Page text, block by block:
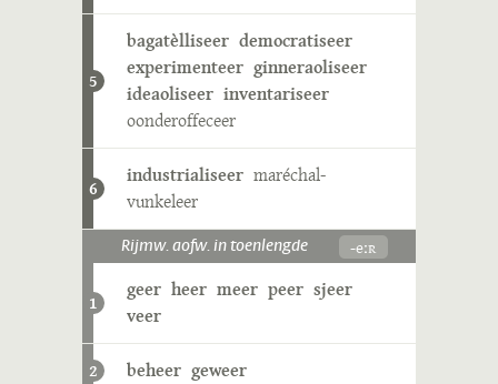
5
bagatèlliseer democratiseer
experimenteer ginneraoliseer
ideaoliseer inventariseer
oonderoffeceer
6
industrialiseer maréchal-
vunkeleer
Rijmw. aofw. in toenlengde -eːʀ
1
geer heer meer peer sjeer
veer
2 beheer geweer